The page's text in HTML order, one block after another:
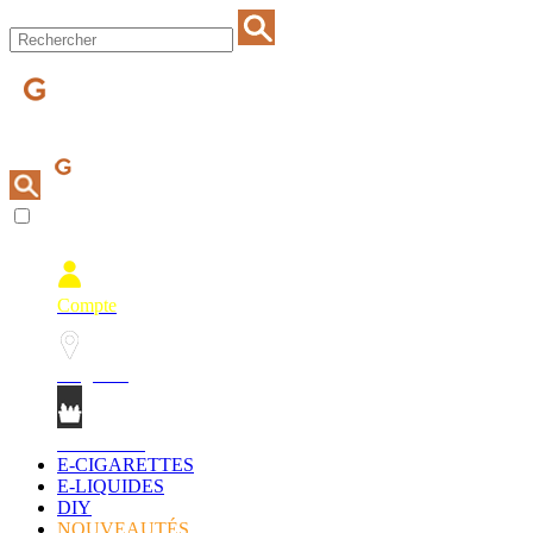
Compte
E-CIGARETTES
E-LIQUIDES
DIY
NOUVEAUTÉS